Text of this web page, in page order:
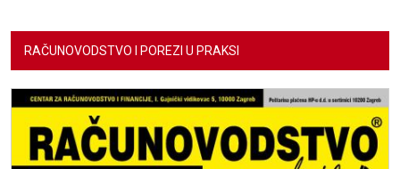
RAČUNOVODSTVO I POREZI U PRAKSI